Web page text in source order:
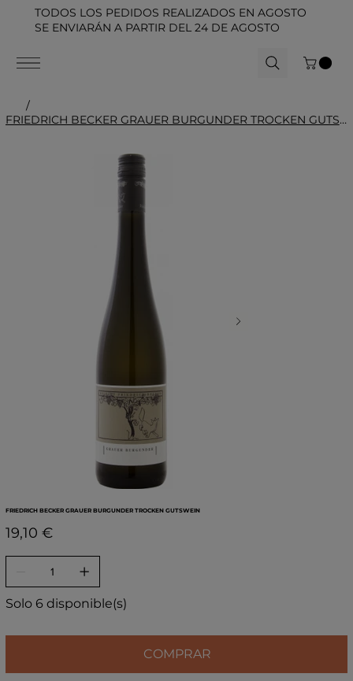
TODOS LOS PEDIDOS REALIZADOS EN AGOSTO
SE ENVIARÁN A PARTIR DEL 24 DE AGOSTO
/
FRIEDRICH BECKER GRAUER BURGUNDER TROCKEN GUTSWEIN
FRIEDRICH BECKER GRAUER BURGUNDER TROCKEN GUTSWEIN
Precio
19,10 €
Solo 6 disponible(s)
COMPRAR